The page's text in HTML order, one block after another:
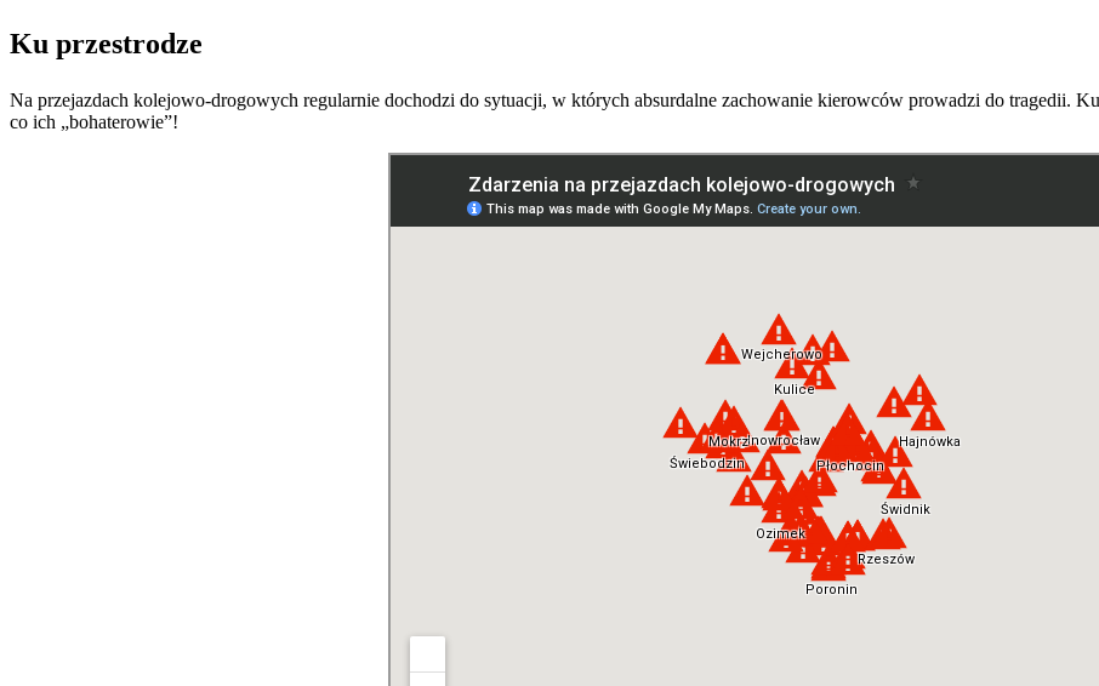
Ku przestrodze
Na przejazdach kolejowo-drogowych regularnie dochodzi do sytuacji, w których absurdalne zachowanie kierowców prowadzi do tragedii.
co ich „bohaterowie”!